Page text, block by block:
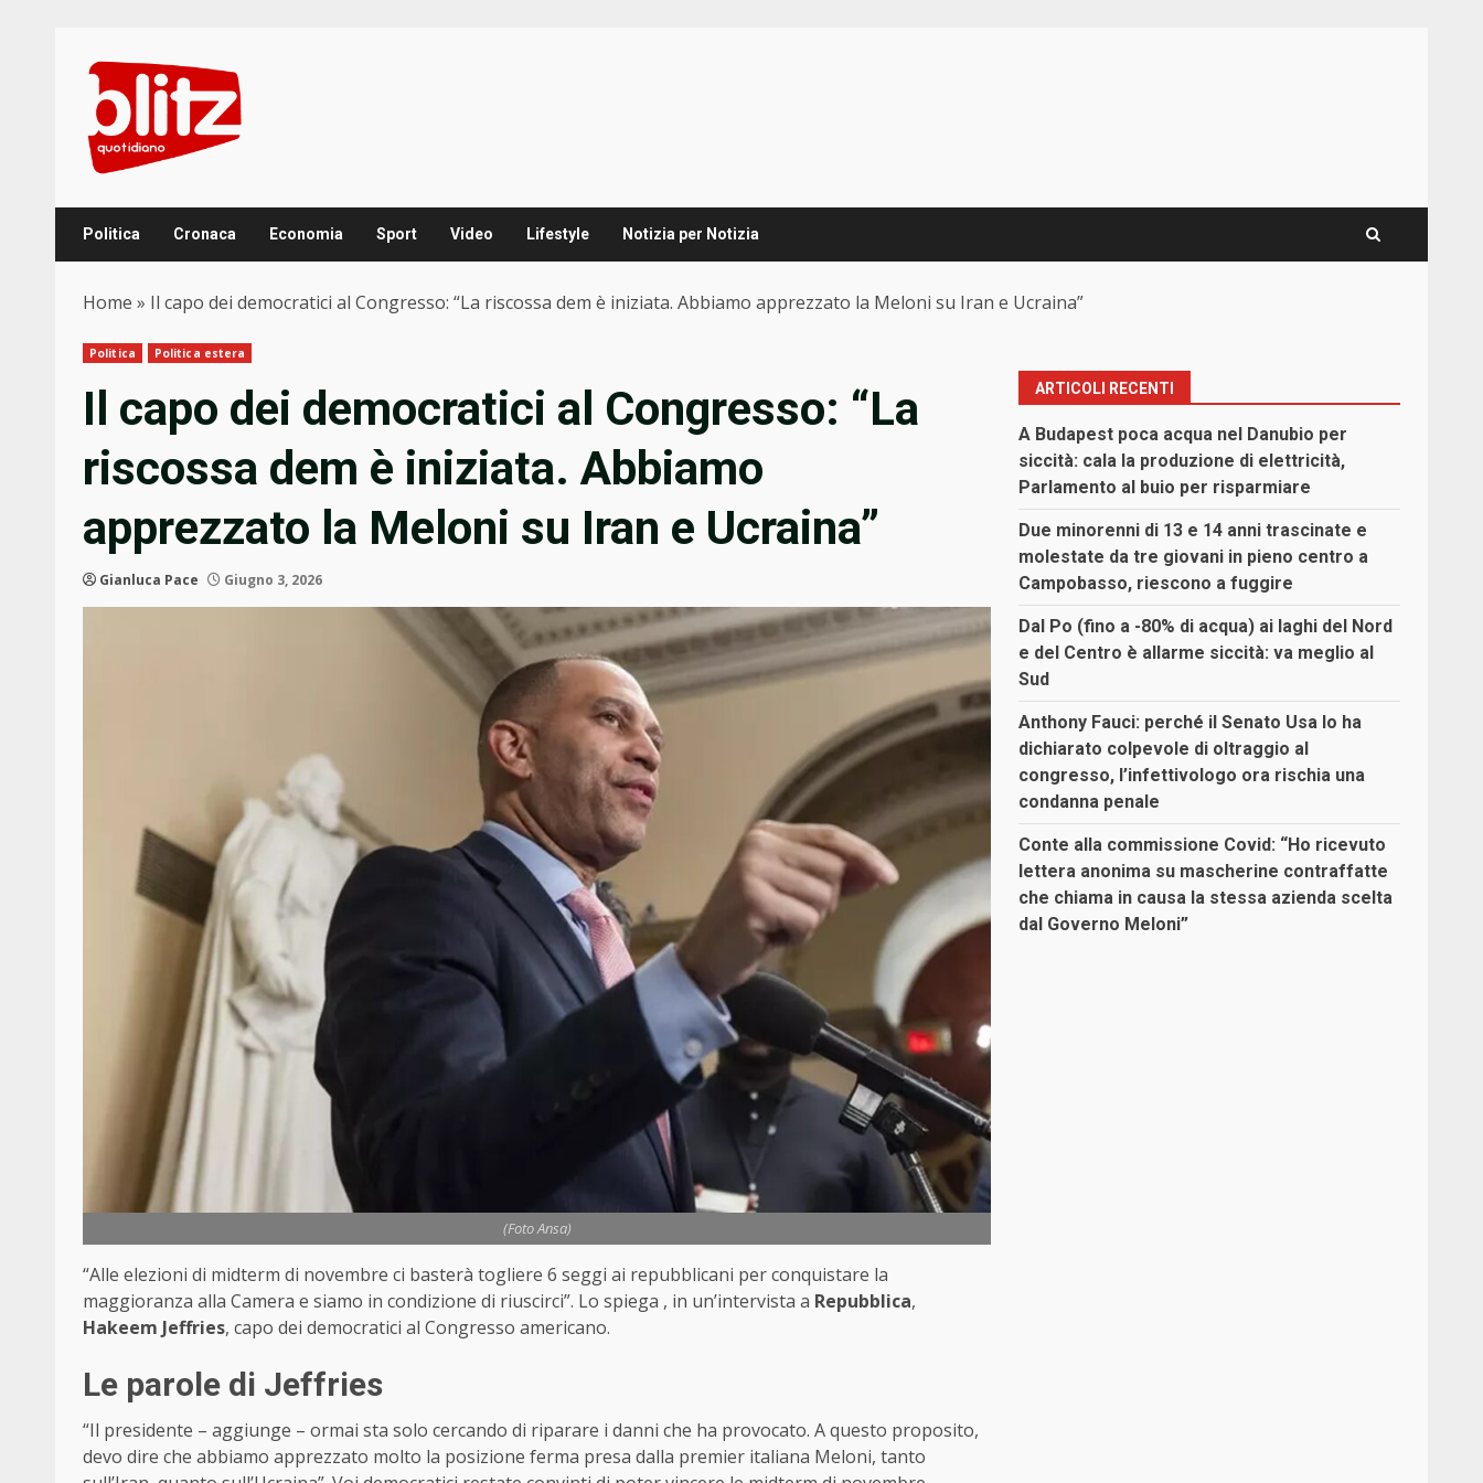
content
Politica Cronaca Economia Sport Video Lifestyle Notizia per Notizia
Home » Il capo dei democratici al Congresso: “La riscossa dem è iniziata. Abbiamo apprezzato la Meloni su Iran e Ucraina”
Politica Politica estera
Il capo dei democratici al Congresso: “La
riscossa dem è iniziata. Abbiamo
apprezzato la Meloni su Iran e Ucraina”
Gianluca Pace Giugno 3, 2026
(Foto Ansa)
“Alle elezioni di midterm di novembre ci basterà togliere 6 seggi ai repubblicani per conquistare la
maggioranza alla Camera e siamo in condizione di riuscirci”. Lo spiega , in un’intervista a Repubblica,
Hakeem Jeffries, capo dei democratici al Congresso americano.
Le parole di Jeffries
“Il presidente – aggiunge – ormai sta solo cercando di riparare i danni che ha provocato. A questo proposito,
devo dire che abbiamo apprezzato molto la posizione ferma presa dalla premier italiana Meloni, tanto
ARTICOLI RECENTI
A Budapest poca acqua nel Danubio per
siccità: cala la produzione di elettricità,
Parlamento al buio per risparmiare
Due minorenni di 13 e 14 anni trascinate e
molestate da tre giovani in pieno centro a
Campobasso, riescono a fuggire
Dal Po (fino a -80% di acqua) ai laghi del Nord
e del Centro è allarme siccità: va meglio al
Sud
Anthony Fauci: perché il Senato Usa lo ha
dichiarato colpevole di oltraggio al
congresso, l’infettivologo ora rischia una
condanna penale
Conte alla commissione Covid: “Ho ricevuto
lettera anonima su mascherine contraffatte
che chiama in causa la stessa azienda scelta
dal Governo Meloni”